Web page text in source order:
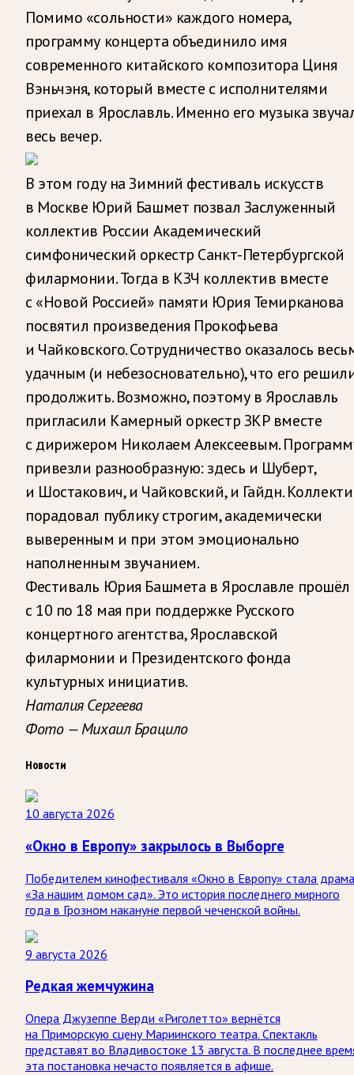
Помимо «сольности» каждого номера,
программу концерта объединило имя
современного китайского композитора Циня
Вэньчэня, который вместе с исполнителями
приехал в Ярославль. Именно его музыка
весь вечер.
В этом году на Зимний фестиваль искусств
в Москве Юрий Башмет позвал Заслуженный
коллектив России Академический
симфонический оркестр Санкт-Петербургской
филармонии. Тогда в КЗЧ коллектив вместе
с «Новой Россией» памяти Юрия Темирканова
посвятил произведения Прокофьева
и Чайковского. Сотрудничество оказалось
удачным (и небезосновательно), что его
продолжить. Возможно, поэтому в Ярославль
пригласили Камерный оркестр ЗКР вместе
с дирижером Николаем Алексеевым.
привезли разнообразную: здесь и Шуберт,
и Шостакович, и Чайковский, и Гайдн.
порадовал публику строгим, академически
выверенным и при этом эмоционально
наполненным звучанием.
Фестиваль Юрия Башмета в Ярославле прошёл
с 10 по 18 мая при поддержке Русского
концертного агентства, Ярославской
филармонии и Президентского фонда
культурных инициатив.
Наталия Сергеева
Фото — Михаил Брацило
Новости
10 августа 2026
«Окно в Европу» закрылось в Выборге
Победителем кинофестиваля «Окно в Европу» стала драма
«За нашим домом сад». Это история последнего мирного
года в Грозном накануне первой чеченской войны.
9 августа 2026
Редкая жемчужина
Опера Джузеппе Верди «Риголетто» вернётся
на Приморскую сцену Мариинского театра. Спектакль
представят во Владивостоке 13 августа. В последнее
эта постановка нечасто появляется в афише.